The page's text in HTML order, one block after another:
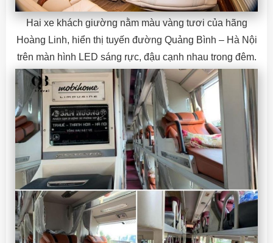
Hai xe khách giường nằm màu vàng tươi của hãng
Hoàng Linh, hiển thị tuyến đường Quảng Bình – Hà Nội
trên màn hình LED sáng rực, đậu cạnh nhau trong đêm.